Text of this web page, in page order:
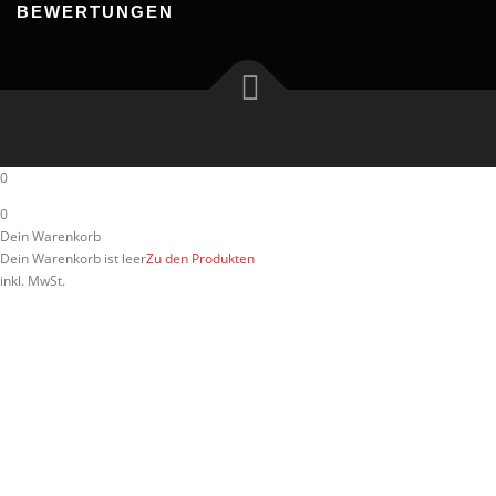
BEWERTUNGEN
0
0
Dein Warenkorb
Dein Warenkorb ist leerZu den Produkten
inkl. MwSt.